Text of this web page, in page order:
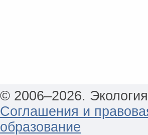
© 2006–2026.
Соглашения и
образование